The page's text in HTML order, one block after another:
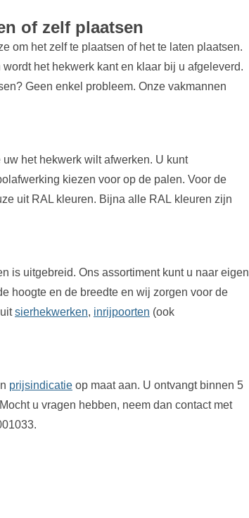
of zelf plaatsen
om het zelf te plaatsen of het te laten plaatsen.
het hekwerk kant en klaar bij u afgeleverd.
Geen enkel probleem. Onze vakmannen
het hekwerk wilt afwerken. U kunt
kiezen voor op de palen. Voor de
uit RAL kleuren. Bijna alle RAL kleuren zijn
is uitgebreid. Ons assortiment kunt u naar eigen
hoogte en de breedte en wij zorgen voor de
sierhekwerken, inrijpoorten (ook
prijsindicatieop maat aan. U ontvangt binnen 5
u vragen hebben, neem dan contact met